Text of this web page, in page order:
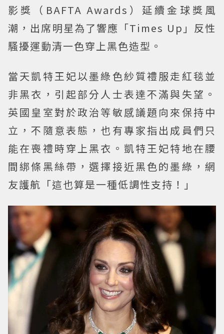
影獎（BAFTA Awards）延續金球獎風
潮，出席明星為了響應「Times Up」反性
騷擾運動清一色穿上黑色造型。
當天凱特王妃以墨綠色紗質禮服走紅毯並
非黑衣，引起部分人士表達不滿與失望。
英國皇室對於政治等敏感議題向來保持中
立，不隨意表態，也有專家指出成員們只
能在喪禮時穿上黑衣。凱特王妃特地在腰
間綁條黑絲帶，選擇接近黑色的墨綠，網
友護航「這也算是一種低調性支持！」